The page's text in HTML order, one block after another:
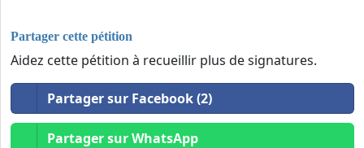
Partager cette pétition
Aidez cette pétition à recueillir plus de signatures.
Partager sur Facebook (2)
Partager sur WhatsApp